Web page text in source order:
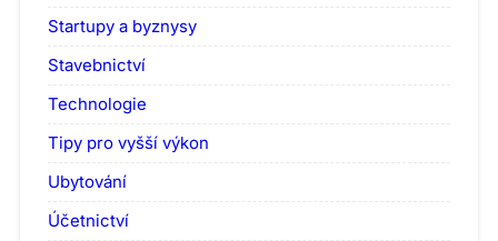
Startupy a byznysy
Stavebnictví
Technologie
Tipy pro vyšší výkon
Ubytování
Účetnictví